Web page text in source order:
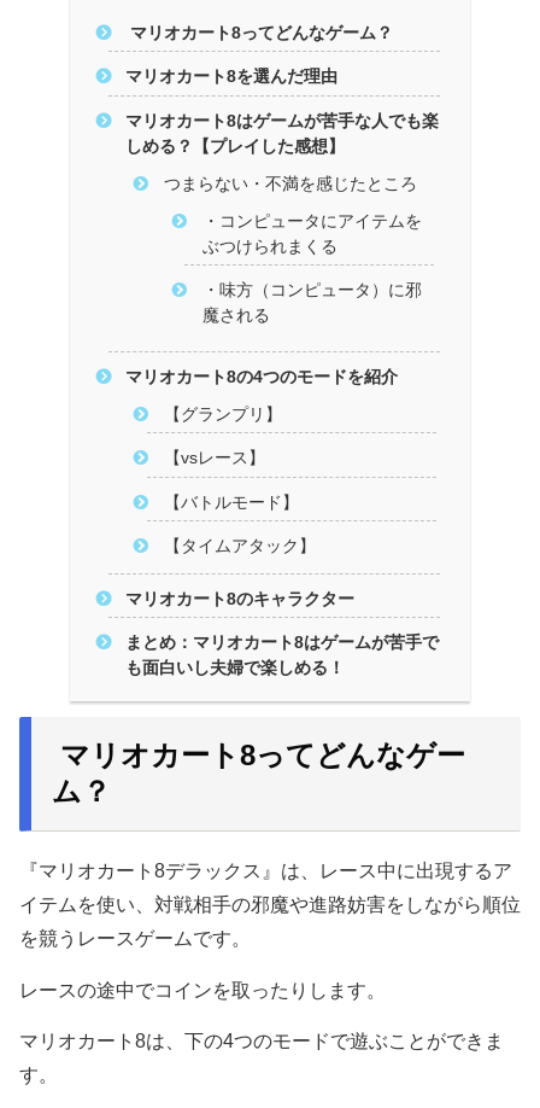
マリオカート8ってどんなゲーム？
マリオカート8を選んだ理由
マリオカート8はゲームが苦手な人でも楽
しめる？【プレイした感想】
つまらない・不満を感じたところ
・コンピュータにアイテムを
ぶつけられまくる
・味方（コンピュータ）に邪
魔される
マリオカート8の4つのモードを紹介
【グランプリ】
【vsレース】
【バトルモード】
【タイムアタック】
マリオカート8のキャラクター
まとめ：マリオカート8はゲームが苦手で
も面白いし夫婦で楽しめる！
マリオカート8ってどんなゲー
ム？
『マリオカート8デラックス』は、レース中に出現するア
イテムを使い、対戦相手の邪魔や進路妨害をしながら順位
を競うレースゲームです。
レースの途中でコインを取ったりします。
マリオカート8は、下の4つのモードで遊ぶことができま
す。